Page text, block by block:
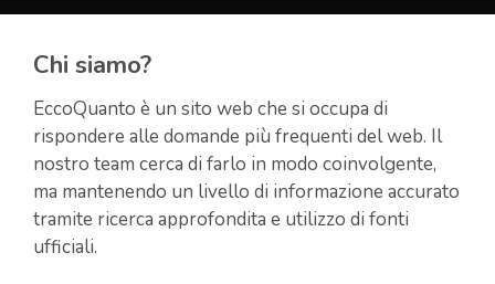
Chi siamo?
EccoQuanto è un sito web che si occupa di
rispondere alle domande più frequenti del web. Il
nostro team cerca di farlo in modo coinvolgente,
ma mantenendo un livello di informazione accurato
tramite ricerca approfondita e utilizzo di fonti
ufficiali.